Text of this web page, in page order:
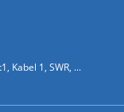
Kabel 1, SWR, ...